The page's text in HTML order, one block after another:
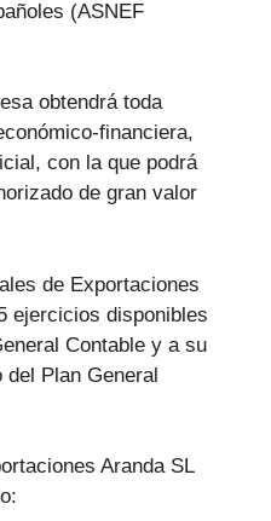
(ASNEF
obtendrá toda
financiera,
con la que podrá
de gran valor
de Exportaciones
ejercicios disponibles
Contable y a su
Plan General
Aranda SL